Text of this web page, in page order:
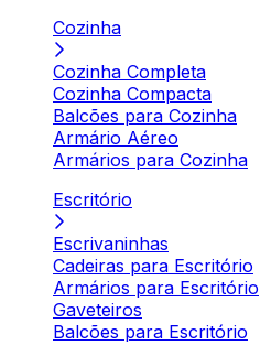
Cozinha
Cozinha Completa
Cozinha Compacta
Balcões para Cozinha
Armário Aéreo
Armários para Cozinha
Escritório
Escrivaninhas
Cadeiras para Escritório
Armários para Escritório
Gaveteiros
Balcões para Escritório